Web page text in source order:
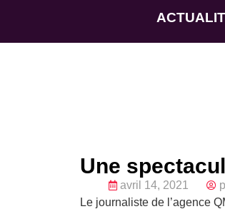
Une
avril 14, 2021
Le journaliste de l’agence